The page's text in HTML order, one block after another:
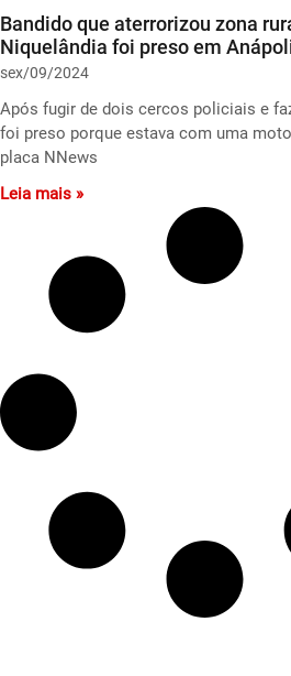
Bandido que aterrorizou zona
Niquelândia foi preso em
sex/09/2024
Após fugir de dois cercos policiais e
foi preso porque estava com uma
placa NNews
Leia mais »